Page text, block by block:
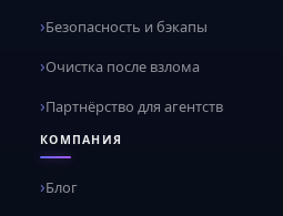
Безопасность и бэкапы
Очистка после взлома
Партнёрство для агентств
КОМПАНИЯ
Блог